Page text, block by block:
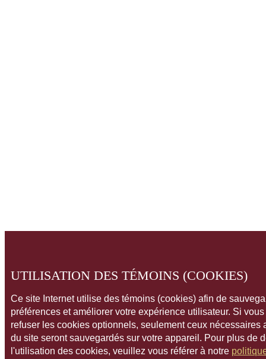
UTILISATION DES TÉMOINS (COOKIES)
Ce site Internet utilise des témoins (cookies) afin de
préférences et améliorer votre expérience utilisateur. Si
refuser les cookies optionnels, seulement ceux nécessaires
du site seront sauvegardés sur votre appareil. Pour plus de
l'utilisation des cookies, veuillez vous référer à notre